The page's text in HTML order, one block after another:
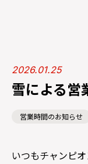
2026.01.25
雪による営
営業時間のお知らせ
いつもチャンピ